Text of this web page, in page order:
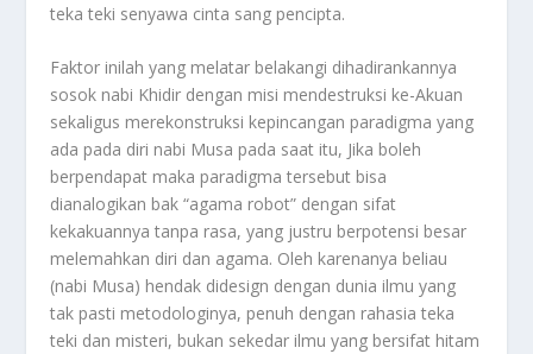
teka teki senyawa cinta sang pencipta.
Faktor inilah yang melatar belakangi dihadirankannya
sosok nabi Khidir dengan misi mendestruksi ke-Akuan
sekaligus merekonstruksi kepincangan paradigma yang
ada pada diri nabi Musa pada saat itu, Jika boleh
berpendapat maka paradigma tersebut bisa
dianalogikan bak “agama robot” dengan sifat
kekakuannya tanpa rasa, yang justru berpotensi besar
melemahkan diri dan agama. Oleh karenanya beliau
(nabi Musa) hendak didesign dengan dunia ilmu yang
tak pasti metodologinya, penuh dengan rahasia teka
teki dan misteri, bukan sekedar ilmu yang bersifat hitam